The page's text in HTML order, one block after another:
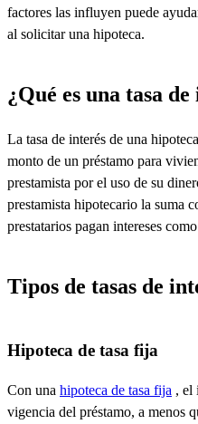
factores las influyen puede
al solicitar una hipoteca.
¿Qué es una tasa
La tasa de interés de una
monto de un préstamo para
prestamista por el uso de su
prestamista hipotecario la suma
prestatarios pagan intereses
Tipos de tasas de
Hipoteca de tasa fija
Con una hipoteca de tasa fija , el
vigencia del préstamo, a menos